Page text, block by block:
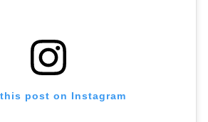
post on Instagram